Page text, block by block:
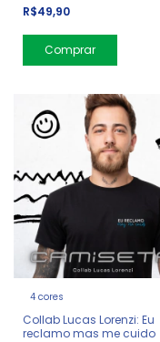
R$49,90
Comprar
4 cores
Collab Lucas Lorenzi: Eu
reclamo mas me cuido